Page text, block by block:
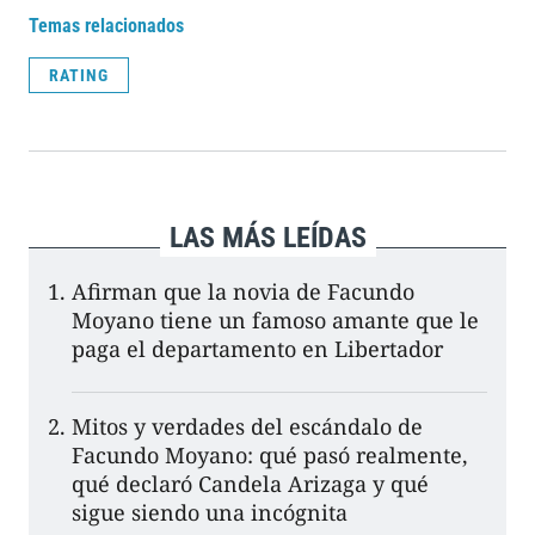
Temas relacionados
RATING
LAS MÁS LEÍDAS
Afirman que la novia de Facundo
Moyano tiene un famoso amante que le
paga el departamento en Libertador
Mitos y verdades del escándalo de
Facundo Moyano: qué pasó realmente,
qué declaró Candela Arizaga y qué
sigue siendo una incógnita